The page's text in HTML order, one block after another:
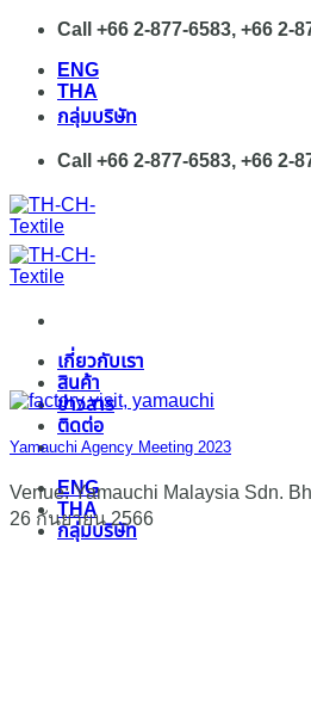
Skip
content
Call +66 2-877-6583, +66 2-
ENG
THA
กลุ่มบริษัท
Call +66 2-877-6583, +66 2-
เกี่ยวกับเรา
สินค้า
ข่าวสาร
ติดต่อ
ENG
THA
กลุ่มบริษัท
Yamauchi Agency Meeting 2023
Venue: Yamauchi Malaysia Sdn.
26 กันยายน 2566